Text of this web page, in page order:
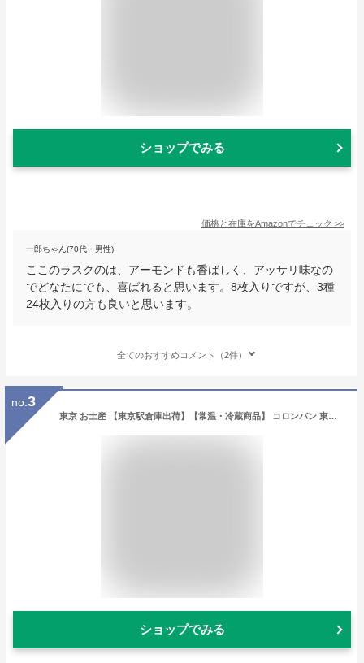
ショップでみる
価格と在庫をAmazonでチェック >>
一郎ちゃん(70代・男性)
ここのラスクのは、アーモンドも香ばしく、アッサリ味なの
でどなたにでも、喜ばれると思います。8枚入りですが、3種
24枚入りの方も良いと思います。
全てのおすすめコメント（2件）
no. 3
東京 お土産 【東京駅倉庫出荷】【常温・冷蔵商品】 コロンバン 東京駅焼きショコラ 12個入 おみやげ 土産 東京みやげ お菓子 スイーツ 焼菓子 チョコレート お年賀 内祝い お中元 お歳暮 お取り寄せ ギフト プレゼント のし可 ホワイトデー
ショップでみる